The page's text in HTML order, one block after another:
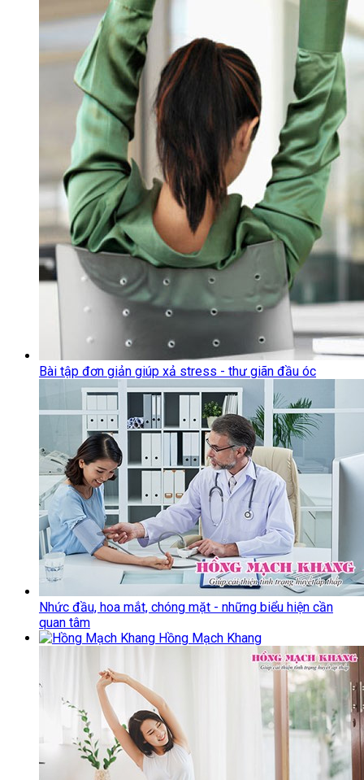
Bài tập đơn giản giúp xả stress - thư giãn đầu óc
Nhức đầu, hoa mắt, chóng mặt - những biểu hiện cần
quan tâm
Hồng Mạch Khang